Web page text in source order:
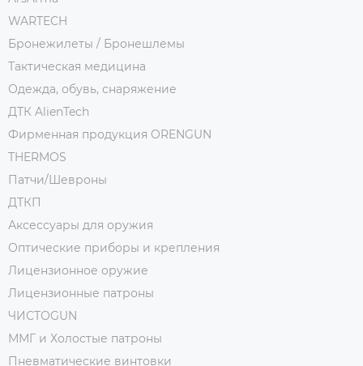
WARTECH
Бронежилеты / Бронешлемы
Тактическая медицина
Одежда, обувь, снаряжение
ДТК AlienTech
Фирменная продукция ORENGUN
THERMOS
Патчи/Шевроны
ДТКП
Аксессуары для оружия
Оптические приборы и крепления
Лицензионное оружие
Лицензионные патроны
ЧИСТОGUN
ММГ и Холостые патроны
Пневматические винтовки